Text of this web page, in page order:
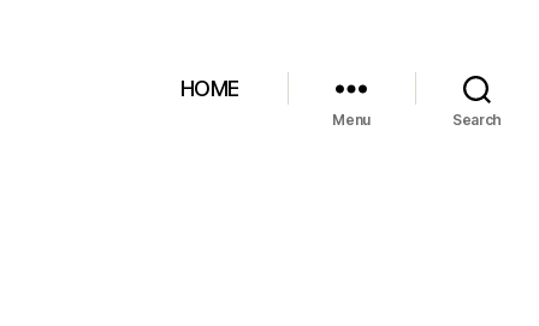
HOME
Menu Search